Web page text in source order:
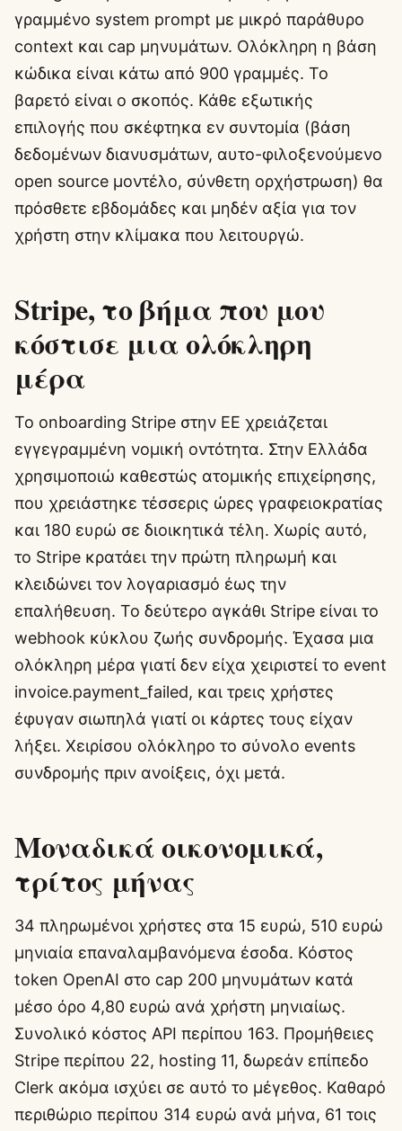
γραμμένο system prompt με μικρό παράθυρο
context και cap μηνυμάτων. Ολόκληρη η βάση
κώδικα είναι κάτω από 900 γραμμές. Το
βαρετό είναι ο σκοπός. Κάθε εξωτικής
επιλογής που σκέφτηκα εν συντομία (βάση
δεδομένων διανυσμάτων, αυτο-φιλοξενούμενο
open source μοντέλο, σύνθετη ορχήστρωση) θα
πρόσθετε εβδομάδες και μηδέν αξία για τον
χρήστη στην κλίμακα που λειτουργώ.
Stripe, το βήμα που μου
κόστισε μια ολόκληρη
μέρα
Το onboarding Stripe στην ΕΕ χρειάζεται
εγγεγραμμένη νομική οντότητα. Στην Ελλάδα
χρησιμοποιώ καθεστώς ατομικής επιχείρησης,
που χρειάστηκε τέσσερις ώρες γραφειοκρατίας
και 180 ευρώ σε διοικητικά τέλη. Χωρίς αυτό,
το Stripe κρατάει την πρώτη πληρωμή και
κλειδώνει τον λογαριασμό έως την
επαλήθευση. Το δεύτερο αγκάθι Stripe είναι το
webhook κύκλου ζωής συνδρομής. Έχασα μια
ολόκληρη μέρα γιατί δεν είχα χειριστεί το event
invoice.payment_failed, και τρεις χρήστες
έφυγαν σιωπηλά γιατί οι κάρτες τους είχαν
λήξει. Χειρίσου ολόκληρο το σύνολο events
συνδρομής πριν ανοίξεις, όχι μετά.
Μοναδικά οικονομικά,
τρίτος μήνας
34 πληρωμένοι χρήστες στα 15 ευρώ, 510 ευρώ
μηνιαία επαναλαμβανόμενα έσοδα. Κόστος
token OpenAI στο cap 200 μηνυμάτων κατά
μέσο όρο 4,80 ευρώ ανά χρήστη μηνιαίως.
Συνολικό κόστος API περίπου 163. Προμήθειες
Stripe περίπου 22, hosting 11, δωρεάν επίπεδο
Clerk ακόμα ισχύει σε αυτό το μέγεθος. Καθαρό
περιθώριο περίπου 314 ευρώ ανά μήνα, 61 τοις